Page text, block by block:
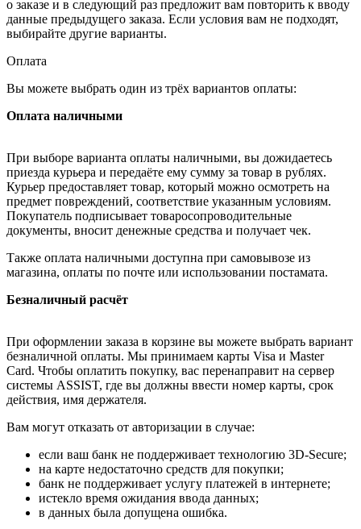
о заказе и в следующий раз предложит вам повторить к вводу
данные предыдущего заказа. Если условия вам не подходят,
выбирайте другие варианты.
Оплата
Вы можете выбрать один из трёх вариантов оплаты:
Оплата наличными
При выборе варианта оплаты наличными, вы дожидаетесь
приезда курьера и передаёте ему сумму за товар в рублях.
Курьер предоставляет товар, который можно осмотреть на
предмет повреждений, соответствие указанным условиям.
Покупатель подписывает товаросопроводительные
документы, вносит денежные средства и получает чек.
Также оплата наличными доступна при самовывозе из
магазина, оплаты по почте или использовании постамата.
Безналичный расчёт
При оформлении заказа в корзине вы можете выбрать вариант
безналичной оплаты. Мы принимаем карты Visa и Master
Card. Чтобы оплатить покупку, вас перенаправит на сервер
системы ASSIST, где вы должны ввести номер карты, срок
действия, имя держателя.
Вам могут отказать от авторизации в случае:
если ваш банк не поддерживает технологию 3D-Secure;
на карте недостаточно средств для покупки;
банк не поддерживает услугу платежей в интернете;
истекло время ожидания ввода данных;
в данных была допущена ошибка.